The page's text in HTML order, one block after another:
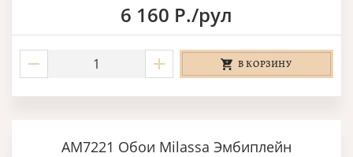
6 160 Р./рул
В КОРЗИНУ
AM7221 Обои Milassa Эмбиплейн